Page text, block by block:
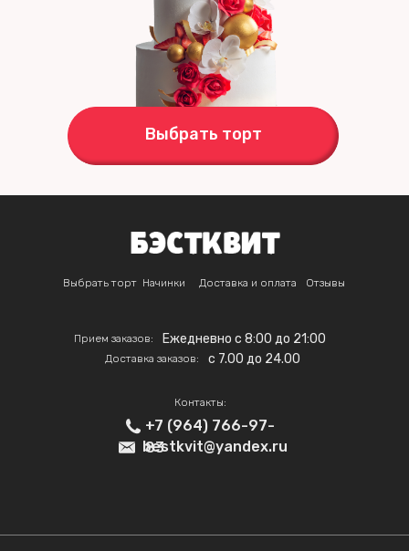
Выбрать торт
Контакты:
Выбрать торт Начинки Доставка и оплата Отзывы
Прием заказов: Ежедневно с 8:00 до 21:00
Доставка заказов: c 7.00 до 24.00
bestkvit@yandex.ru
+7 (964) 766-97-
83